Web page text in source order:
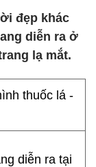
đẹp khác
diễn ra ở
lạ mắt.
diễn ra tại